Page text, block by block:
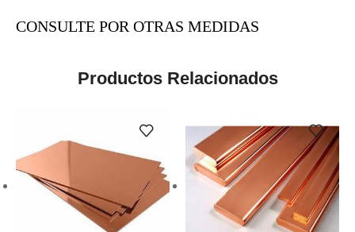
CONSULTE POR OTRAS MEDIDAS
Productos Relacionados